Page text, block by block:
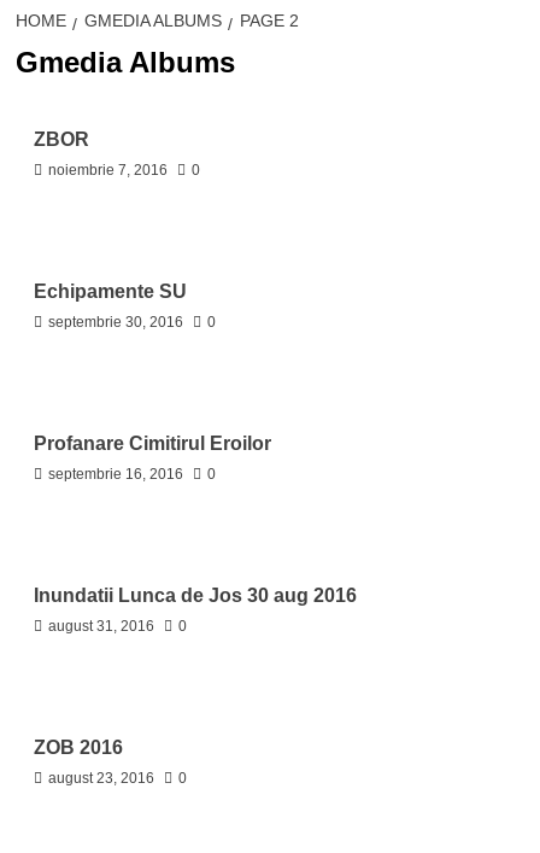
HOME GMEDIA ALBUMS PAGE 2
Gmedia Albums
ZBOR
noiembrie 7, 2016 0
Echipamente SU
septembrie 30, 2016 0
Profanare Cimitirul Eroilor
septembrie 16, 2016 0
Inundatii Lunca de Jos 30 aug 2016
august 31, 2016 0
ZOB 2016
august 23, 2016 0